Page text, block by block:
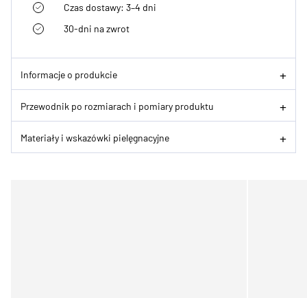
Czas dostawy: 3–4 dni
30-dni na zwrot
Informacje o produkcie
Przewodnik po rozmiarach i pomiary produktu
Materiały i wskazówki pielęgnacyjne